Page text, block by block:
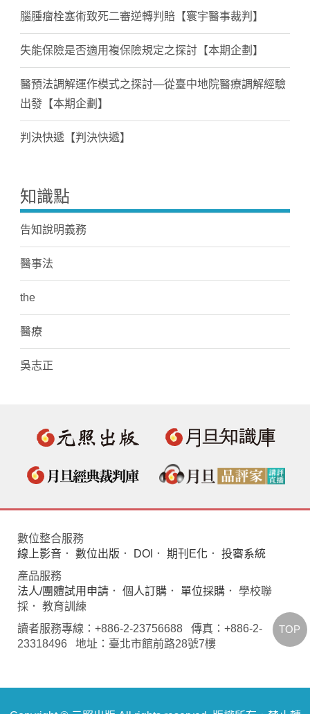
腦腫瘤栓塞術致死二審逆轉判賠【寰宇醫事裁判】
失能保險是否適用複保險規定之探討【本期企劃】
醫預法調解運作模式之探討—從臺中地院醫療調解經驗
出發【本期企劃】
判決快遞【判決快遞】
知識點
告知說明義務
醫事法
the
醫療
吳志正
數位整合服務
線上影音 ． 數位出版 ． DOI ． 期刊E化 ． 投審系統
產品服務
法人/團體試用申請 ． 個人訂購 ． 單位採購 ． 學校聯
採． 教育訓練
讀者服務專線：+886-2-23756688 傳真：+886-2-
23318496 地址：臺北市館前路28號7樓
TOP